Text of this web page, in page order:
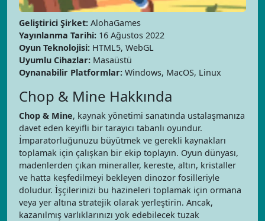
Geliştirici Şirket: AlohaGames
Yayınlanma Tarihi: 16 Ağustos 2022
Oyun Teknolojisi: HTML5, WebGL
Uyumlu Cihazlar: Masaüstü
Oynanabilir Platformlar: Windows, MacOS, Linux
Chop & Mine Hakkında
Chop & Mine, kaynak yönetimi sanatında ustalaşmanıza
davet eden keyifli bir tarayıcı tabanlı oyundur.
İmparatorluğunuzu büyütmek ve gerekli kaynakları
toplamak için çalışkan bir ekip toplayın. Oyun dünyası,
madenlerden çıkan mineraller, kereste, altın, kristaller
ve hatta keşfedilmeyi bekleyen dinozor fosilleriyle
doludur. İşçilerinizi bu hazineleri toplamak için ormana
veya yer altına stratejik olarak yerleştirin. Ancak,
kazanılmış varlıklarınızı yok edebilecek tuzak